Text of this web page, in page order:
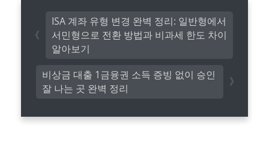
비상금 대출 1금융권 소득 증빙 없이 승인
잘 나는 곳 완벽 정리
ISA 계좌 유형 변경 완벽 정리: 일반형에서
서민형으로 전환 방법과 비과세 한도 차이
알아보기